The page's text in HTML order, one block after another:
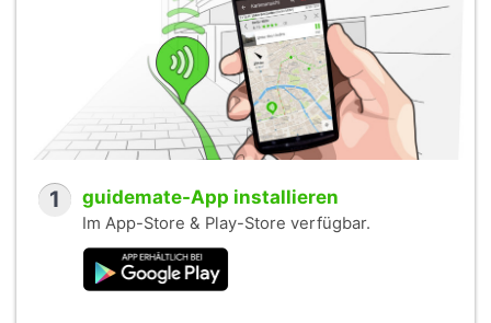
1 guidemate-App installieren
Im App-Store & Play-Store verfügbar.